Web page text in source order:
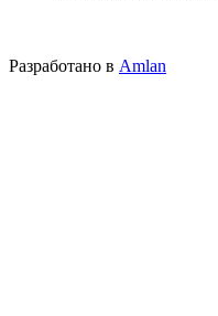
Разработано в Amlan